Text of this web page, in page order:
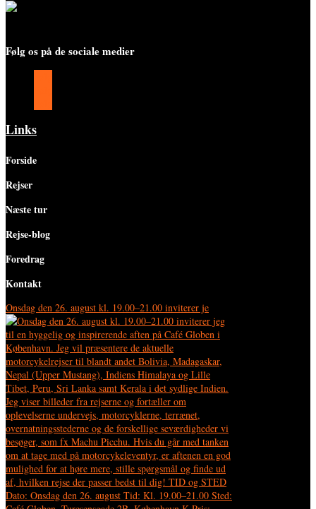
Følg os på de sociale medier
Links
Forside
Rejser
Næste tur
Rejse-blog
Foredrag
Kontakt
Onsdag den 26. august kl. 19.00–21.00 inviterer je